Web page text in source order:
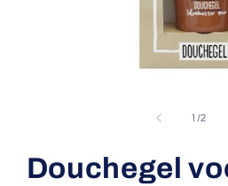
1 /van
2
Douchegel